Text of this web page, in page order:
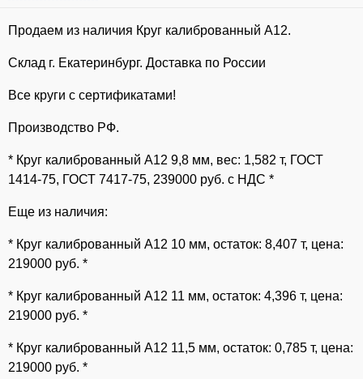
Продаем из наличия Круг калиброванный А12.
Склад г. Екатеринбург. Доставка по России
Все круги с сертификатами!
Производство РФ.
* Круг калиброванный А12 9,8 мм, вес: 1,582 т, ГОСТ
1414-75, ГОСТ 7417-75, 239000 руб. с НДС *
Еще из наличия:
* Круг калиброванный А12 10 мм, остаток: 8,407 т, цена:
219000 руб. *
* Круг калиброванный А12 11 мм, остаток: 4,396 т, цена:
219000 руб. *
* Круг калиброванный А12 11,5 мм, остаток: 0,785 т, цена:
219000 руб. *